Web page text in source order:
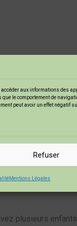
aux informations des
le comportement de
peut avoir un effet négatif
Refuser
Mentions Légales
Mais
du temps de
à chaque
tenues
en
plusieurs